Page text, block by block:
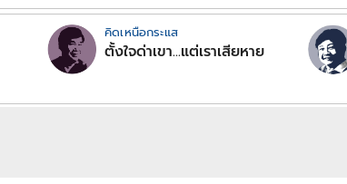
คิดเหนือกระแส
ตั้งใจด่าเขา...แต่เราเสียหาย